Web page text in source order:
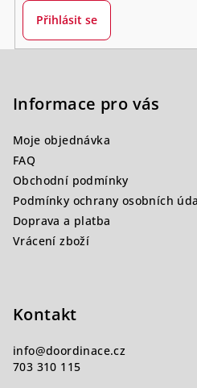
Přihlásit se
Informace pro vás
Moje objednávka
FAQ
Obchodní podmínky
Podmínky ochrany osobních
Doprava a platba
Vrácení zboží
Kontakt
info@doordinace.cz
703 310 115